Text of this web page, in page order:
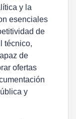
y la
esenciales
de
técnico,
de
ofertas
y